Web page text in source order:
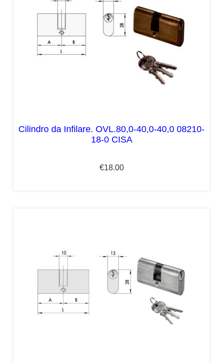
Cilindro da Infilare. OVL.80,0-40,0-40,0 08210-
18-0 CISA
€18.00